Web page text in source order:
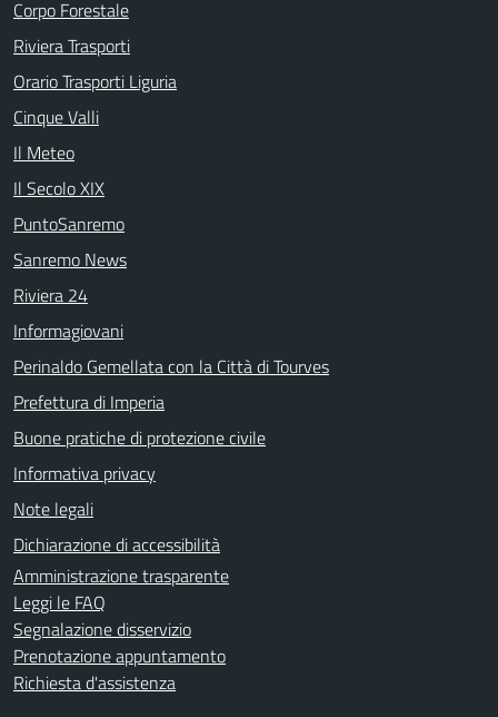
Corpo Forestale
Riviera Trasporti
Orario Trasporti Liguria
Cinque Valli
Il Meteo
Il Secolo XIX
PuntoSanremo
Sanremo News
Riviera 24
Informagiovani
Perinaldo Gemellata con la Città di Tourves
Prefettura di Imperia
Buone pratiche di protezione civile
Informativa privacy
Note legali
Dichiarazione di accessibilità
Amministrazione trasparente
Leggi le FAQ
Segnalazione disservizio
Prenotazione appuntamento
Richiesta d'assistenza